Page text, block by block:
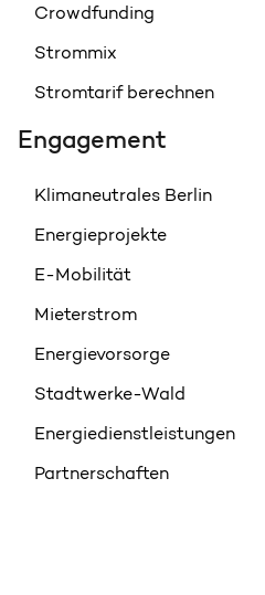
Crowdfunding
Strommix
Stromtarif berechnen
Engagement
Klimaneutrales Berlin
Energieprojekte
E-Mobilität
Mieterstrom
Energievorsorge
Stadtwerke-Wald
Energiedienstleistungen
Partnerschaften